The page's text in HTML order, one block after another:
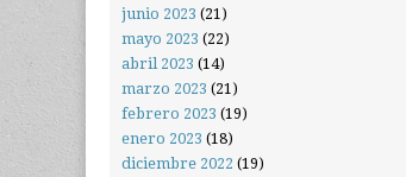
junio 2023 (21)
mayo 2023 (22)
abril 2023 (14)
marzo 2023 (21)
febrero 2023 (19)
enero 2023 (18)
diciembre 2022 (19)